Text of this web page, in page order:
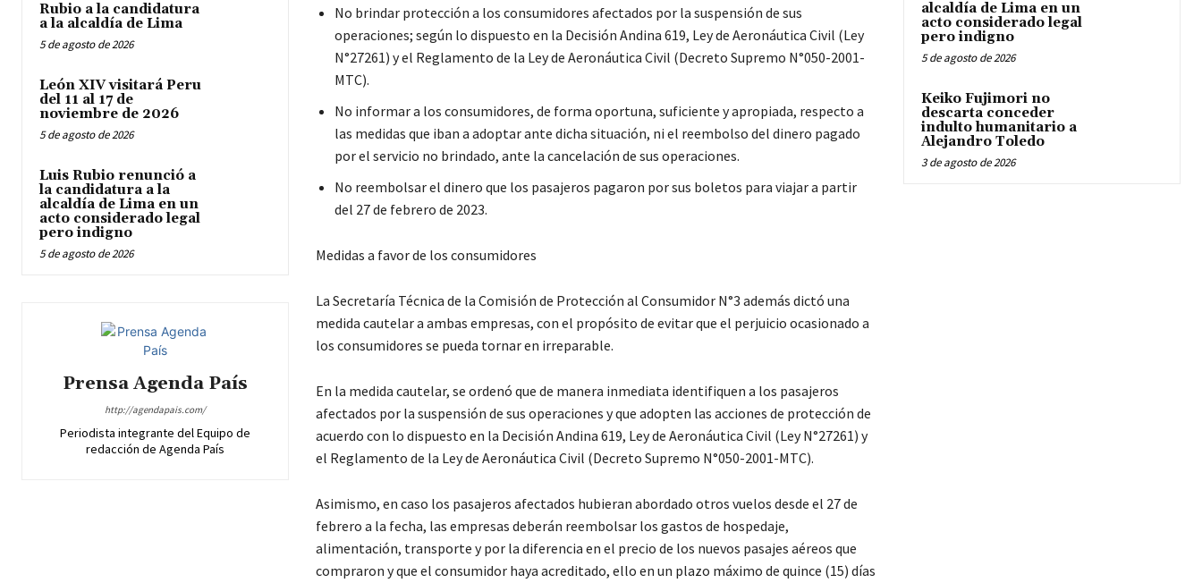
Rubio a la candidatura
a la alcaldía de Lima
5 de agosto de 2026
León XIV visitará Peru
del 11 al 17 de
noviembre de 2026
5 de agosto de 2026
Luis Rubio renunció a
la candidatura a la
alcaldía de Lima en un
acto considerado legal
pero indigno
5 de agosto de 2026
Prensa Agenda País
http://agendapais.com/
Periodista integrante del Equipo de
redacción de Agenda País
No brindar protección a los consumidores afectados por la suspensión de sus
operaciones; según lo dispuesto en la Decisión Andina 619, Ley de Aeronáutica Civil (Ley
N°27261) y el Reglamento de la Ley de Aeronáutica Civil (Decreto Supremo N°050-2001-
MTC).
No informar a los consumidores, de forma oportuna, suficiente y apropiada, respecto a
las medidas que iban a adoptar ante dicha situación, ni el reembolso del dinero pagado
por el servicio no brindado, ante la cancelación de sus operaciones.
No reembolsar el dinero que los pasajeros pagaron por sus boletos para viajar a partir
del 27 de febrero de 2023.
Medidas a favor de los consumidores
La Secretaría Técnica de la Comisión de Protección al Consumidor N°3 además dictó una
medida cautelar a ambas empresas, con el propósito de evitar que el perjuicio ocasionado a
los consumidores se pueda tornar en irreparable.
En la medida cautelar, se ordenó que de manera inmediata identifiquen a los pasajeros
afectados por la suspensión de sus operaciones y que adopten las acciones de protección de
acuerdo con lo dispuesto en la Decisión Andina 619, Ley de Aeronáutica Civil (Ley N°27261) y
el Reglamento de la Ley de Aeronáutica Civil (Decreto Supremo N°050-2001-MTC).
Asimismo, en caso los pasajeros afectados hubieran abordado otros vuelos desde el 27 de
febrero a la fecha, las empresas deberán reembolsar los gastos de hospedaje,
alimentación, transporte y por la diferencia en el precio de los nuevos pasajes aéreos que
compraron y que el consumidor haya acreditado, ello en un plazo máximo de quince (15) días
alcaldía de Lima en un
acto considerado legal
pero indigno
5 de agosto de 2026
Keiko Fujimori no
descarta conceder
indulto humanitario a
Alejandro Toledo
3 de agosto de 2026